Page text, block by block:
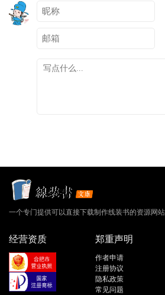
一个专门提供可以直接下载制作线装书的资源网
经营资质 郑重声明
作者申请
注册协议
隐私政策
常见问题